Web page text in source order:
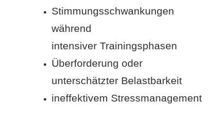
Stimmungsschwankungen
während
intensiver Trainingsphasen
Überforderung oder
unterschätzter Belastbarkeit
ineffektivem Stressmanagement